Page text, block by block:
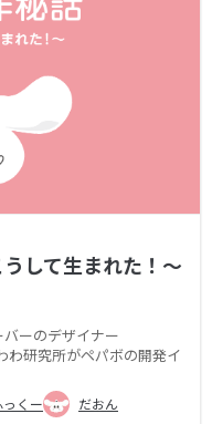
して生まれた！〜
ーのデザイナー
わ研究所がペパボの開発イ
っくー だおん